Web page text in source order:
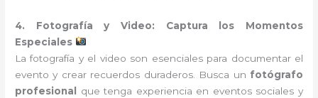
4. Fotografía y Video: Captura los Momentos
Especiales
La fotografía y el video son esenciales para documentar el
evento y crear recuerdos duraderos. Busca un fotógrafo
profesional que tenga experiencia en eventos sociales y